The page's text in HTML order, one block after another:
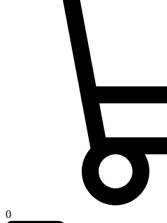
0